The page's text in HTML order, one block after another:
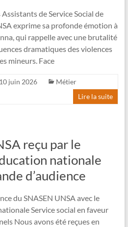
de Service Social de
exprime sa profonde émotion à
qui rappelle avec une brutalité
dramatiques des violences
mineurs. Face
10 juin 2026
Métier
Lire la suite
reçu par le
nationale
d’audience
du SNASEN UNSA avec le
Service social en faveur
Nous avons été reçues en